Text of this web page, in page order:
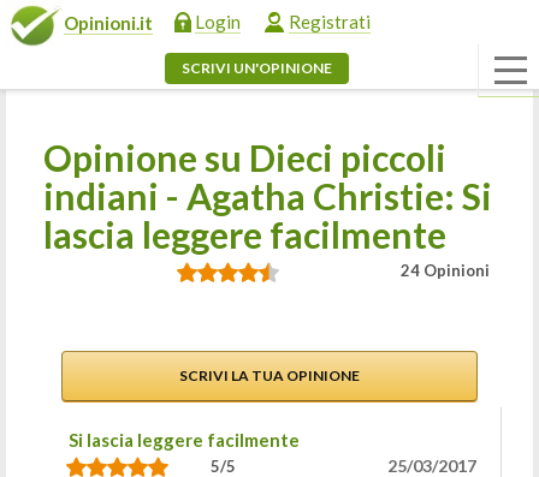
Opinioni.it Login Registrati
SCRIVI UN'OPINIONE
Opinione su Dieci piccoli
indiani - Agatha Christie: Si
lascia leggere facilmente
24 Opinioni
SCRIVI LA TUA OPINIONE
Si lascia leggere facilmente
5/5 25/03/2017